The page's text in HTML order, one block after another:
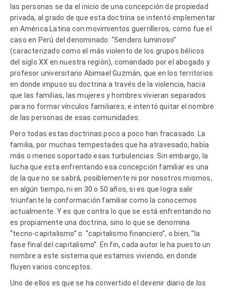
las personas se da el inicio de una concepción de propiedad
privada, al grado de que esta doctrina se intentó implementar
en América Latina con movimientos guerrilleros, como fue el
caso en Perú del denominado: “Sendero luminoso”
(caracterizado como el más violento de los grupos bélicos
del siglo XX en nuestra región), comandado por el abogado y
profesor universitario Abimael Guzmán, que en los territorios
en donde impuso su doctrina a través de la violencia, hacia
que las familias, las mujeres y hombres vivieran separados
para no formar vínculos familiares, e intentó quitar el nombre
de las personas de esas comunidades.
Pero todas estas doctrinas poco a poco han fracasado. La
familia, por muchas tempestades que ha atravesado, había
más o menos soportado esas turbulencias. Sin embargo, la
lucha que esta enfrentando esa concepción familiar es una
de la que no se sabrá, posiblemente ni por nosotros mismos,
en algún tiempo, ni en 30 o 50 años, si es que logra salir
triunfante la conformación familiar como la conocemos
actualmente. Y es que contra lo que se está enfrentando no
es propiamente una doctrina, sino lo que se denomina
“tecno-capitalismo” o “capitalismo financiero”, o bien, “la
fase final del capitalismo”. En fin, cada autor le ha puesto un
nombre a este sistema que estamos viviendo, en donde
fluyen varios conceptos.
Uno de ellos es que se ha convertido el devenir diario de los